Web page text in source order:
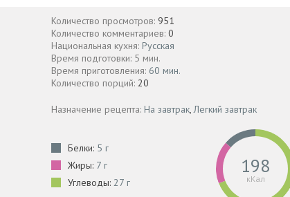
Количество просмотров: 951
Количество комментариев: 0
Национальная кухня: Русская
Время подготовки: 5 мин.
Время приготовления: 60 мин.
Количество порций: 20
Назначение рецепта: На завтрак,Легкий завтрак
Белки: 5 г
Жиры: 7 г
Углеводы: 27 г
198
кКал